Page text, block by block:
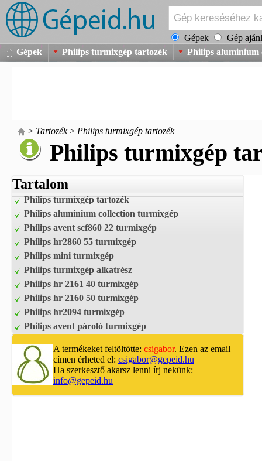
Gépek
Gép
Gépek
Philips turmixgép tartozék Philips aluminium
> Tartozék> Philips turmixgép tartozék
Philips turmixgép
Tartalom
Philips turmixgép tartozék
Philips aluminium collection turmixgép
Philips avent scf860 22 turmixgép
Philips hr2860 55 turmixgép
Philips mini turmixgép
Philips turmixgép alkatrész
Philips hr 2161 40 turmixgép
Philips hr 2160 50 turmixgép
Philips hr2094 turmixgép
Philips avent pároló turmixgép
A termékeket feltöltötte: csigabor. Ezen az email
címen érheted el: csigabor@gepeid.hu
Ha szerkesztő akarsz lenni írj nekünk:
info@gepeid.hu